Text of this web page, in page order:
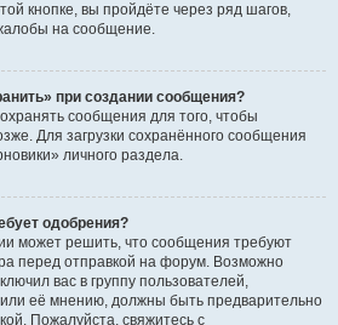
кнопке, вы пройдёте через ряд шагов,
на сообщение.
при создании сообщения?
сообщения для того, чтобы
Для загрузки сохранённого сообщения
личного раздела.
одобрения?
может решить, что сообщения требуют
перед отправкой на форум. Возможно
вас в группу пользователей,
её мнению, должны быть предварительно
Пожалуйста, свяжитесь с